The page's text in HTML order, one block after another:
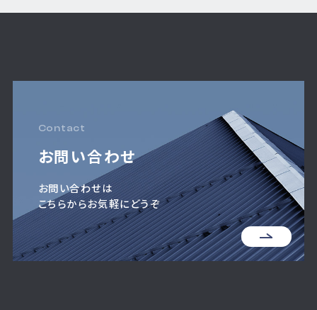
Contact
お問い合わせ
お問い合わせは
こちらからお気軽にどうぞ